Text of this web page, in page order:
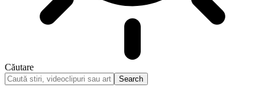
Căutare